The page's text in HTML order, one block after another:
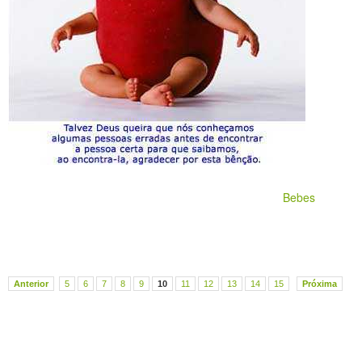
Bebes
Anterior 5 6 7 8 9 10 11 12 13 14 15 Próxima